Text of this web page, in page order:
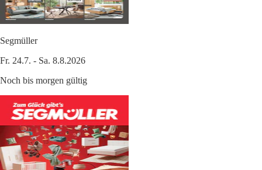
Segmüller
Fr. 24.7. - Sa. 8.8.2026
Noch bis morgen gültig